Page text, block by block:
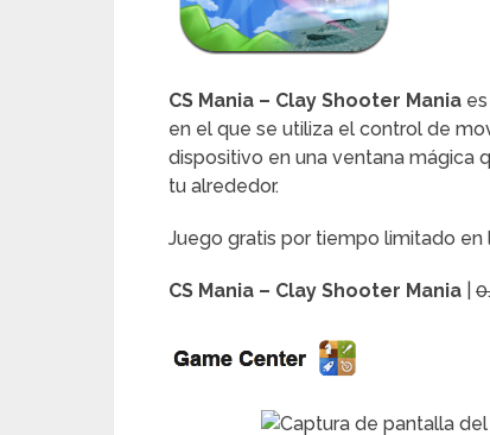
CS Mania – Clay Shooter Mania
en el que se utiliza el control de
dispositivo en una ventana mágica
tu alrededor.
Juego gratis por tiempo limitado en
CS Mania – Clay Shooter Mania